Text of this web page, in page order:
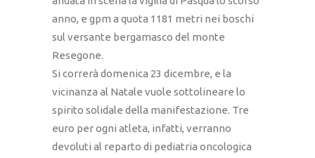
anno, e gpm a quota 1181 metri nei boschi
sul versante bergamasco del monte
Resegone.
Si correrà domenica 23 dicembre, e la
vicinanza al Natale vuole sottolineare lo
spirito solidale della manifestazione. Tre
euro per ogni atleta, infatti, verranno
devoluti al reparto di pediatria oncologica